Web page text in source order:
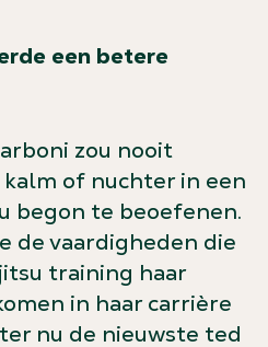
een betere
zou nooit
of nuchter in een
begon te beoefenen.
de vaardigheden die
training haar
in haar carrière
nu de nieuwste ted